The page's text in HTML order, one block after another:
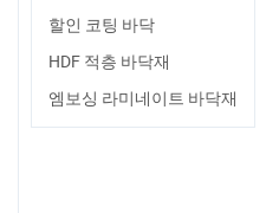
할인 코팅 바닥
HDF 적층 바닥재
엠보싱 라미네이트 바닥재